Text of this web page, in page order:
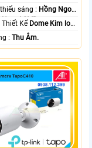
⭐ Khi xem thiếu sáng : Hồng Ngoại
SMD.
Thiết Kế Dome Kim loại
️✔️ Khả Năng :Thu Âm.